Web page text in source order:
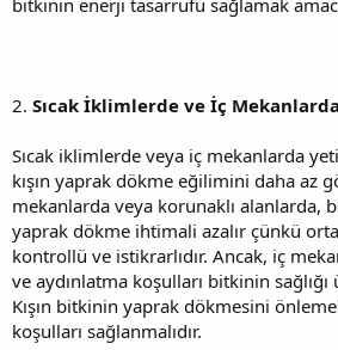
2. Sıcak İklimlerde ve İç
Sıcak iklimlerde veya iç mekanlarda
kışın yaprak dökme eğilimini daha az
mekanlarda veya korunaklı alanlarda,
yaprak dökme ihtimali azalır çünkü
kontrollü ve istikrarlıdır. Ancak, iç
ve aydınlatma koşulları bitkinin
Kışın bitkinin yaprak dökmesini
koşulları sağlanmalıdır.